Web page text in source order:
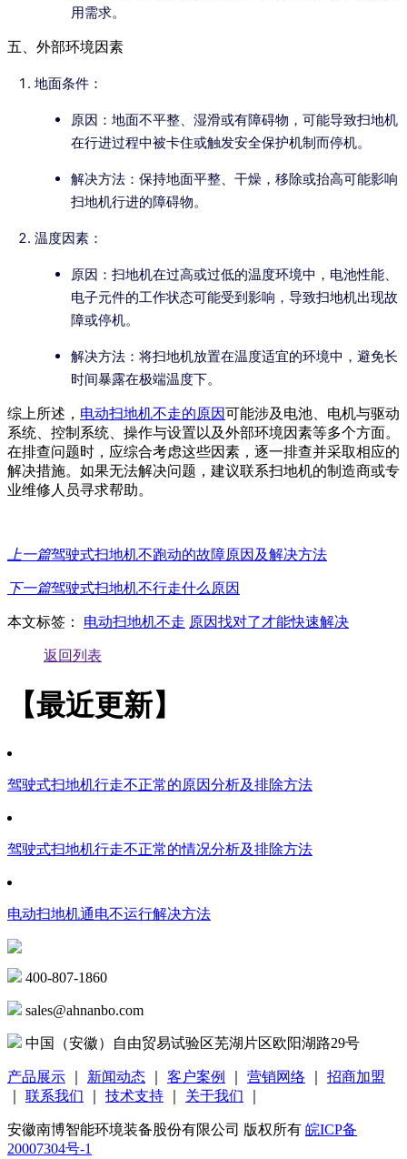
用需求。
五、外部环境因素
地面条件：
原因：地面不平整、湿滑或有障碍物，可能导致扫地机
在行进过程中被卡住或触发安全保护机制而停机。
解决方法：保持地面平整、干燥，移除或抬高可能影响
扫地机行进的障碍物。
温度因素：
原因：扫地机在过高或过低的温度环境中，电池性能、
电子元件的工作状态可能受到影响，导致扫地机出现故
障或停机。
解决方法：将扫地机放置在温度适宜的环境中，避免长
时间暴露在极端温度下。
综上所述， 电动扫地机不走的原因可能涉及电池、电机与驱动
系统、控制系统、操作与设置以及外部环境因素等多个方面。
在排查问题时，应综合考虑这些因素，逐一排查并采取相应的
解决措施。如果无法解决问题，建议联系扫地机的制造商或专
业维修人员寻求帮助。
上一篇驾驶式扫地机不跑动的故障原因及解决方法
下一篇驾驶式扫地机不行走什么原因
本文标签： 电动扫地机不走 原因找对了才能快速解决
返回列表
【最近更新】
驾驶式扫地机行走不正常的原因分析及排除方法
驾驶式扫地机行走不正常的情况分析及排除方法
电动扫地机通电不运行解决方法
400-807-1860
sales@ahnanbo.com
中国（安徽）自由贸易试验区芜湖片区欧阳湖路29号
产品展示 新闻动态 客户案例 营销网络
招商加盟
联系我们 技术支持 关于我们
安徽南博智能环境装备股份有限公司 版权所有 皖ICP备
20007304号-1